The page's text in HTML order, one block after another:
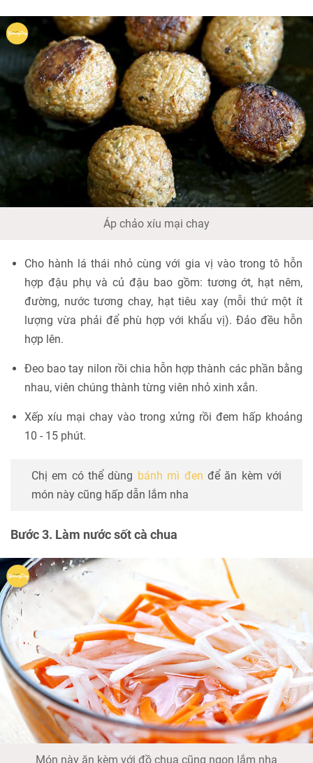
Áp chảo xíu mại chay
Cho hành lá thái nhỏ cùng với gia vị vào trong tô hỗn
hợp đậu phụ và củ đậu bao gồm: tương ớt, hạt nêm,
đường, nước tương chay, hạt tiêu xay (mỗi thứ một ít
lượng vừa phải để phù hợp với khẩu vị). Đảo đều hỗn
hợp lên.
Đeo bao tay nilon rồi chia hỗn hợp thành các phần bằng
nhau, viên chúng thành từng viên nhỏ xinh xắn.
Xếp xíu mại chay vào trong xửng rồi đem hấp khoảng
10 - 15 phút.
Chị em có thể dùng bánh mì đen để ăn kèm với
món này cũng hấp dẫn lắm nha
Bước 3. Làm nước sốt cà chua
Món này ăn kèm với đồ chua cũng ngon lắm nha